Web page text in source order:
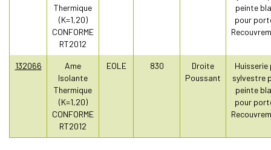
Thermique
(K=1,20)
CONFORME
RT2012
peinte
pour
132066
Ame
Isolante
Thermique
(K=1,20)
CONFORME
RT2012
EOLE 830
Droite
Poussant
Huisserie
sylvestre
peinte
pour